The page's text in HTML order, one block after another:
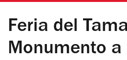
Feria del
Monumento a